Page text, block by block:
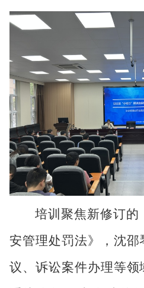
培训聚焦新修订的
安管理处罚法》，沈邵
议、诉讼案件办理等领